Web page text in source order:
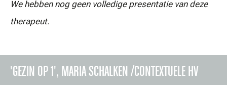
We hebben nog geen volledige presentatie van deze
therapeut.
'GEZIN OP 1', MARIA SCHALKEN /CONTEXTUELE HV